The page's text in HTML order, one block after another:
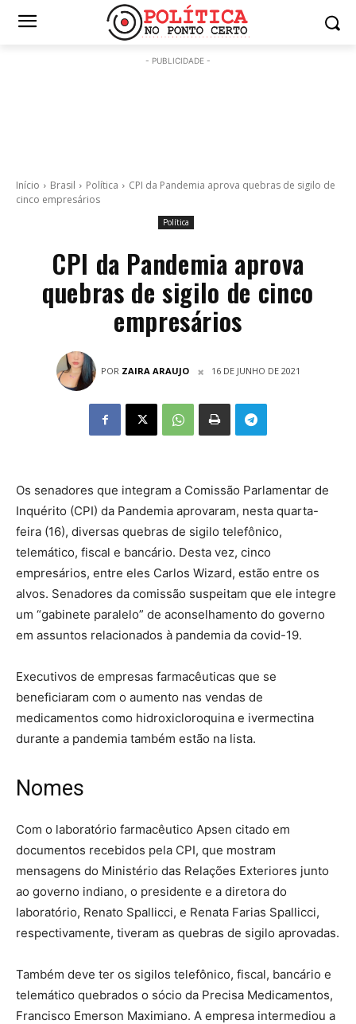
- PUBLICIDADE -
Início Brasil Política
CPI da Pandemia aprova quebras de sigilo de
cinco empresários
Política
CPI da Pandemia aprova
quebras de sigilo de cinco
empresários
POR ZAIRA ARAUJO 16 DE JUNHO DE 2021
Os senadores que integram a Comissão Parlamentar de
Inquérito (CPI) da Pandemia aprovaram, nesta quarta-
feira (16), diversas quebras de sigilo telefônico,
telemático, fiscal e bancário. Desta vez, cinco
empresários, entre eles Carlos Wizard, estão entre os
alvos. Senadores da comissão suspeitam que ele integre
um “gabinete paralelo” de aconselhamento do governo
em assuntos relacionados à pandemia da covid-19.
Executivos de empresas farmacêuticas que se
beneficiaram com o aumento nas vendas de
medicamentos como hidroxicloroquina e ivermectina
durante a pandemia também estão na lista.
Nomes
Com o laboratório farmacêutico Apsen citado em
documentos recebidos pela CPI, que mostram
mensagens do Ministério das Relações Exteriores junto
ao governo indiano, o presidente e a diretora do
laboratório, Renato Spallicci, e Renata Farias Spallicci,
respectivamente, tiveram as quebras de sigilo aprovadas.
Também deve ter os sigilos telefônico, fiscal, bancário e
telemático quebrados o sócio da Precisa Medicamentos,
Francisco Emerson Maximiano. A empresa intermediou a